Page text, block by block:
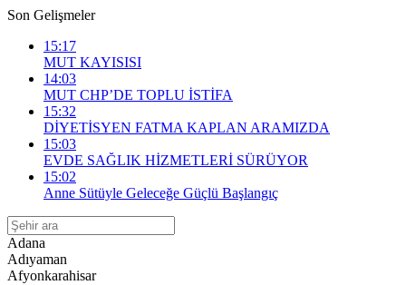
Son Gelişmeler
15:17
MUT KAYISISI
14:03
MUT CHP’DE TOPLU İSTİFA
15:32
DİYETİSYEN FATMA KAPLAN ARAMIZDA
15:03
EVDE SAĞLIK HİZMETLERİ SÜRÜYOR
15:02
Anne Sütüyle Geleceğe Güçlü Başlangıç
Adana
Adıyaman
Afyonkarahisar